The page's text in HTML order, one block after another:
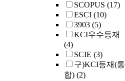
SCOPUS (17)
ESCI (10)
3903 (5)
KCI우수등재
(4)
SCIE (3)
구)KCI등재(통
합) (2)